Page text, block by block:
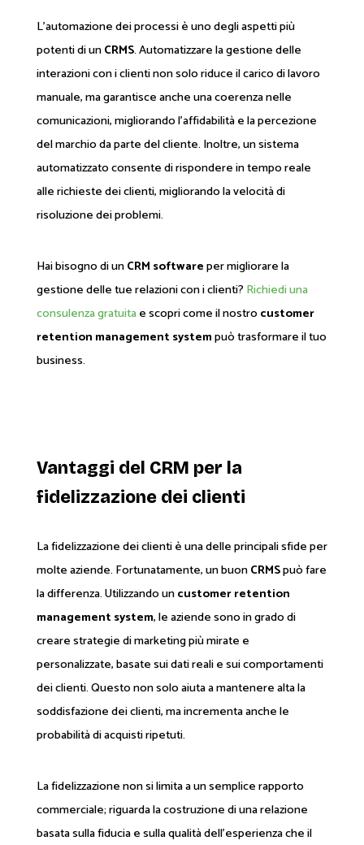
L'automazione dei processi è uno degli aspetti più
potenti di unCRMS. Automatizzare la gestione delle
interazioni con i clienti non solo riduce il carico di lavoro
manuale, ma garantisce anche una coerenza nelle
comunicazioni, migliorando l'affidabilità e la percezione
del marchio da parte del cliente. Inoltre, un sistema
automatizzato consente di rispondere in tempo reale
alle richieste dei clienti, migliorando la velocità di
risoluzione dei problemi.
Hai bisogno di unCRM softwareper migliorare la
gestione delle tue relazioni con i clienti? Richiedi una
consulenza gratuita e scopri come il nostrocustomer
retention management systempuò trasformare il tuo
business.
Vantaggi del CRM per la
fidelizzazione dei clienti
La fidelizzazione dei clienti è una delle principali sfide per
molte aziende. Fortunatamente, un buonCRMSpuò fare
la differenza. Utilizzando uncustomer retention
management system, le aziende sono in grado di
creare strategie di marketing più mirate e
personalizzate, basate sui dati reali e sui comportamenti
dei clienti. Questo non solo aiuta a mantenere alta la
soddisfazione dei clienti, ma incrementa anche le
probabilità di acquisti ripetuti.
La fidelizzazione non si limita a un semplice rapporto
commerciale; riguarda la costruzione di una relazione
basata sulla fiducia e sulla qualità dell'esperienza che il